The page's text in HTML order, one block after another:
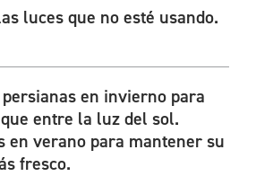
luces que no esté usando.
en invierno para
entre la luz del sol.
en verano para mantener su
fresco.